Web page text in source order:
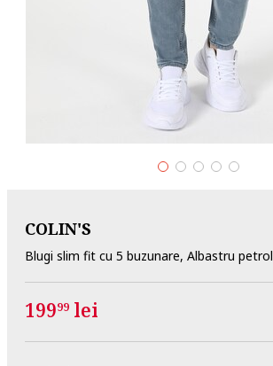
COLIN'S
Blugi slim fit cu 5 buzunare, Albastru petrol
19999 lei